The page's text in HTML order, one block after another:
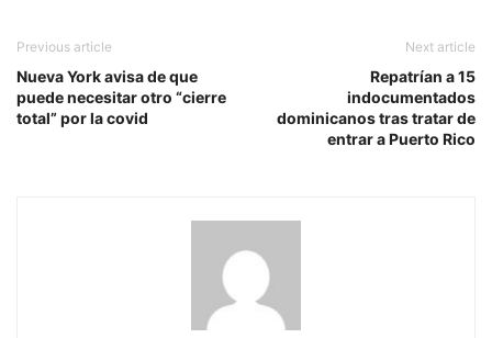
Previous article
Nueva York avisa de que
puede necesitar otro “cierre
total” por la covid
Next article
Repatrían a 15
indocumentados
dominicanos tras tratar de
entrar a Puerto Rico